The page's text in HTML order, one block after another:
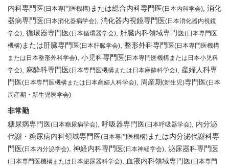
内科専門医(日本専門医機構)または総合内科専門医(日本内科学会) 消化
器病専門医(日本消化器病学会) 消化器内視鏡専門医(日本消化器内視鏡
学会) 循環器専門医(日本循環器学会) 肝臓内科領域専門医(日本専門医
機構)または肝臓専門医(日本肝臓学会) 整形外科専門医(日本専門医機構
または日本整形外科学会) 小児科専門医(日本専門医機構または日本小児科
学会)
麻酔科専門医(日本専門医機構または日本麻酔科学会)
産婦人科専
門医(日本専門医機構または日本産婦人科学会) 周産期(新生児)専門医(日本
周産期・新生児医学会)
非常勤
糖尿病専門医(日本糖尿病学会) 呼吸器専門医(日本呼吸器学会)
内分泌
代謝・糖尿病内科領域専門医(日本専門医機構)または内分泌代謝科専
門医(日本内分泌学会) 神経内科専門医(日本神経学会) 泌尿器科専門医
(日本専門医機構または日本泌尿器科学会) 血液内科領域専門医(日本専門